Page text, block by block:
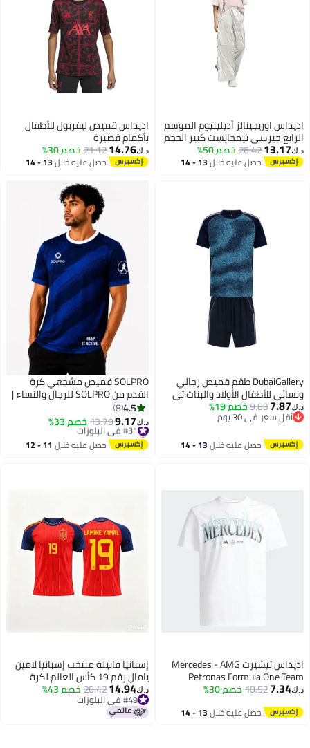
اديداس اوريجينالز أديلينيوم الموسم
الرابع جيرسي تيمجايست كبير الحجم
د.ك‏13.17
26.42خصم 50%
احصل عليه خلال 13 - 14
اديداس قميص ليفربول للأطفال
بأكمام قصيرة
د.ك‏14.76
21.12خصم 30%
احصل عليه خلال 13 - 14
DubaiGallery طقم قميص رجالي
ونسائي للأطفال الأولاد والبنات تي
شيرت طقم ملابس المنتخب الوطني
والأندية بأكمام قصيرة شورت رياضي
د.ك‏7.87
9.83خصم 19%
أقل سعر في 30 يوم
أقل سعر في 30 يوم
احصل عليه خلال 13 - 14
9
SOLPRO قميص مشجعي كرة
القدم من SOLPRO للرجال والنساء |
قميص مطبوع لفرنسا
4.5
8
د.ك‏9.17
13.79خصم 33% #31 في البلوزات
باقي 3 وحدات في المخزون
#31 في البلوزات احصل عليه خلال 11 - 12
اديداس تيشيرت Mercedes - AMG
Petronas Formula One Team
Graphic
د.ك‏7.34
10.52خصم 30%
احصل عليه خلال 13 - 14
إسبانيا فانيلة منتخب إسبانيا لامين
يامال رقم 19 كأس العالم لكرة
القدم
د.ك‏14.94
26.42خصم 43%
#49 في البلوزات
#49 في البلوزات